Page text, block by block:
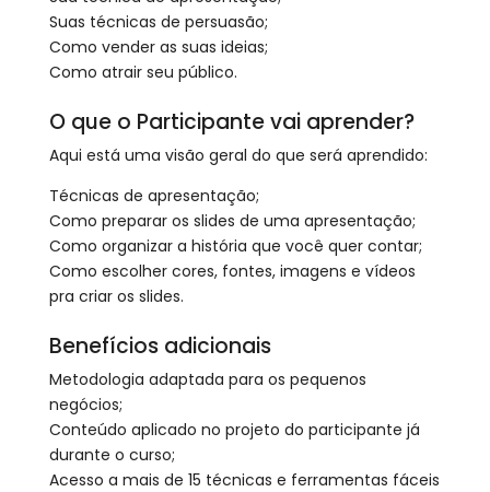
Suas técnicas de persuasão;
Como vender as suas ideias;
Como atrair seu público.
O que o Participante vai aprender?​​​​​​​
Aqui está uma visão geral do que será aprendido:​​​​​​​
Técnicas de apresentação;
Como preparar os slides de uma apresentação;
Como organizar a história que você quer contar;
Como escolher cores, fontes, imagens e vídeos
pra criar os slides.
Benefícios adicionais​​​​​​​
Metodologia adaptada para os pequenos
negócios;​​​​​​​
Conteúdo aplicado no projeto do participante já
durante o curso;
Acesso a mais de 15 técnicas e ferramentas fáceis